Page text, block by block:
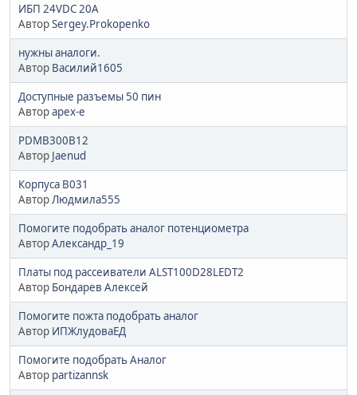
ИБП 24VDC 20A
АвторSergey.Prokopenko
нужны аналоги.
Автор Василий1605
Доступные разъемы 50 пин
Авторapex-e
PDMB300B12
Автор Jaenud
Корпуса B031
Автор Людмила555
Помогите подобрать аналог потенциометра
АвторАлександр_19
Платы под рассеиватели ALST100D28LEDT2
Автор Бондарев Алексей
Помогите пожта подобрать аналог
Автор ИПЖлудоваЕД
Помогите подобрать Аналог
Автор partizannsk